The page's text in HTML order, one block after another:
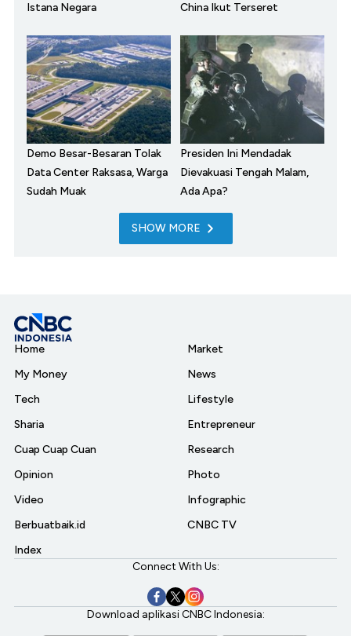
Istana Negara
China Ikut Terseret
Demo Besar-Besaran Tolak
Data Center Raksasa, Warga
Sudah Muak
Presiden Ini Mendadak
Dievakuasi Tengah Malam,
Ada Apa?
SHOW MORE
Home
My Money
Tech
Sharia
Cuap Cuap Cuan
Opinion
Video
Berbuatbaik.id
Index
Market
News
Lifestyle
Entrepreneur
Research
Photo
Infographic
CNBC TV
Connect With Us:
Download aplikasi CNBC Indonesia: